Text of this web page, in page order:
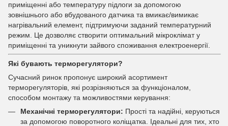
приміщенні або температуру підлоги за допомогою
зовнішнього або вбудованого датчика та вмикає/вимикає
нагрівальний елемент, підтримуючи заданий температурний
режим. Це дозволяє створити оптимальний мікроклімат у
приміщенні та уникнути зайвого споживання електроенергії.
Які бувають терморегулятори?
Сучасний ринок пропонує широкий асортимент
терморегуляторів, які розрізняються за функціоналом,
способом монтажу та можливостями керування:
Механічні терморегулятори: Прості та надійні, керуються
за допомогою поворотного коліщатка. Ідеальні для тих, хто